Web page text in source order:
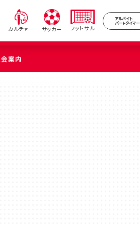
カルチャー サッカー フットサル
アルバイト
パートタイマー
案内